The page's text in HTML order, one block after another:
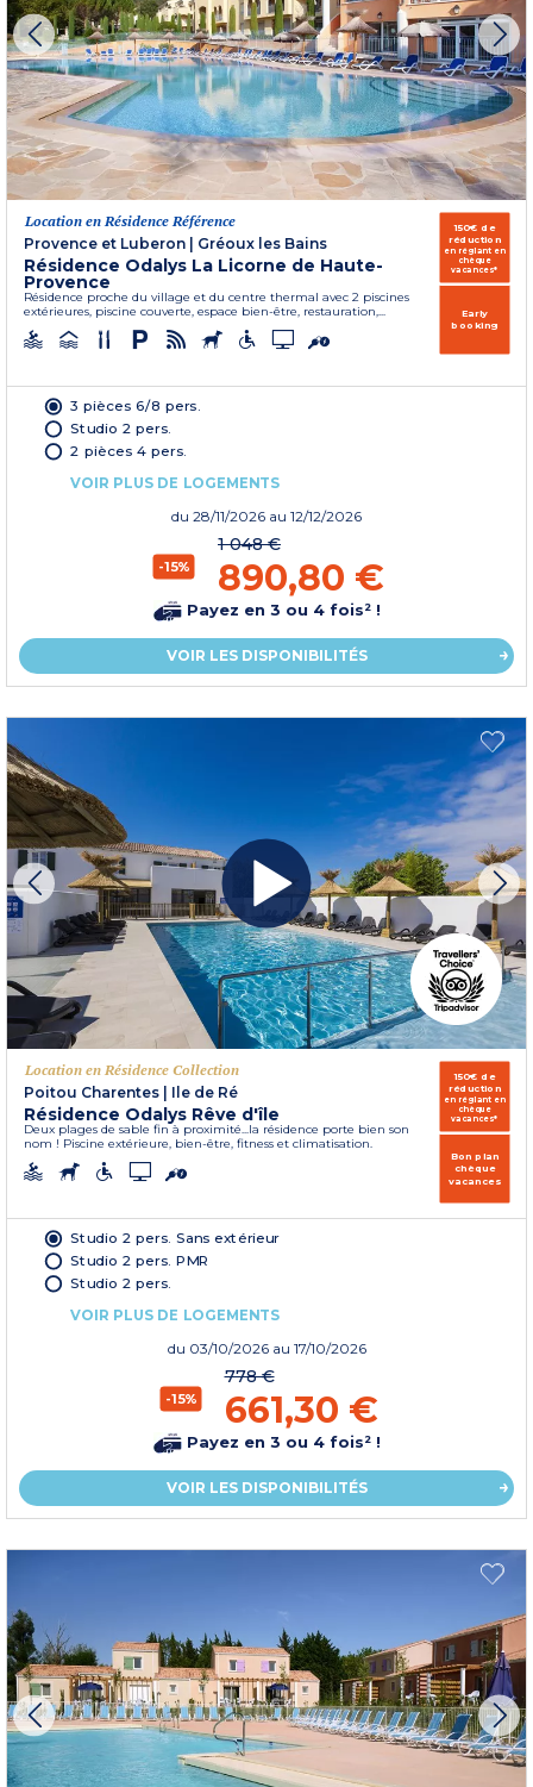
Location en Résidence Référence
Provence et Luberon
Gréoux les Bains
Résidence Odalys La Licorne de Haute-
Provence
Résidence proche du village et du centre thermal avec 2 piscines
extérieures, piscine couverte, espace bien-être, restauration,...
150€ de
réduction
en réglant en
chèque
vacances*
Early
booking
3 pièces 6/8 pers.
Studio 2 pers.
2 pièces 4 pers.
VOIR PLUS DE LOGEMENTS
du 28/11/2026 au 12/12/2026
-15%
1 048 €
890,80 €
Payez en 3 ou 4 fois² !
VOIR LES DISPONIBILITÉS
Location en Résidence Collection
Poitou Charentes
Ile de Ré
Résidence Odalys Rêve d'île
Deux plages de sable fin à proximité...la résidence porte bien son
nom ! Piscine extérieure, bien-être, fitness et climatisation.
150€ de
réduction
en réglant en
chèque
vacances*
Bon plan
chèque
vacances
Studio 2 pers. Sans extérieur
Studio 2 pers. PMR
Studio 2 pers.
VOIR PLUS DE LOGEMENTS
du 03/10/2026 au 17/10/2026
-15%
778 €
661,30 €
Payez en 3 ou 4 fois² !
VOIR LES DISPONIBILITÉS